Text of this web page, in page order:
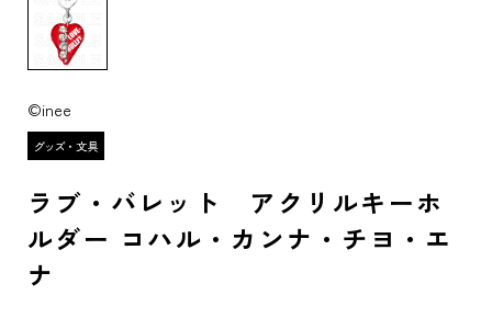
©inee
ラブ・バレット アクリルキーホ
ルダー コハル・カンナ・チヨ・エ
ナ